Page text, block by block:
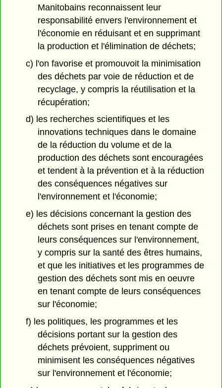
Manitobains reconnaissent leur
responsabilité envers l'environnement et
l'économie en réduisant et en supprimant
la production et l'élimination de déchets;
c) l'on favorise et promouvoit la minimisation
des déchets par voie de réduction et de
recyclage, y compris la réutilisation et la
récupération;
d) les recherches scientifiques et les
innovations techniques dans le domaine
de la réduction du volume et de la
production des déchets sont encouragées
et tendent à la prévention et à la réduction
des conséquences négatives sur
l'environnement et l'économie;
e) les décisions concernant la gestion des
déchets sont prises en tenant compte de
leurs conséquences sur l'environnement,
y compris sur la santé des êtres humains,
et que les initiatives et les programmes de
gestion des déchets sont mis en oeuvre
en tenant compte de leurs conséquences
sur l'économie;
f) les politiques, les programmes et les
décisions portant sur la gestion des
déchets prévoient, suppriment ou
minimisent les conséquences négatives
sur l'environnement et l'économie;